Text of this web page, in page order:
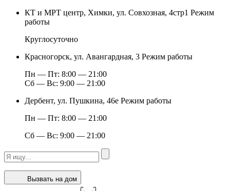
КТ и МРТ центр, Химки, ул. Совхозная, 4стр1 Режим
работы
Круглосуточно
Красногорск, ул. Авангардная, 3 Режим работы
Пн — Пт: 8:00 — 21:00
Сб — Вс: 9:00 — 21:00
Дербент, ул. Пушкина, 46е Режим работы
Пн — Пт: 8:00 — 21:00
Сб — Вс: 9:00 — 21:00
Вызвать на дом